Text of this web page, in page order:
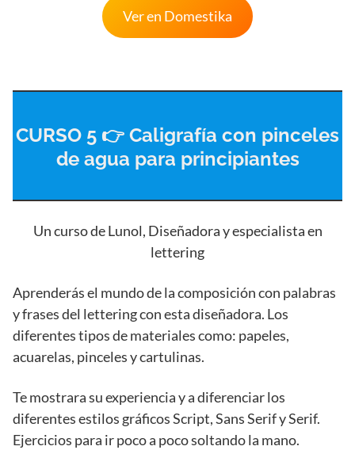
Ver en Domestika
CURSO 5 👉 Caligrafía con pinceles
de agua para principiantes
Un curso de Lunol, Diseñadora y especialista en
lettering
Aprenderás el mundo de la composición con palabras
y frases del lettering con esta diseñadora. Los
diferentes tipos de materiales como: papeles,
acuarelas, pinceles y cartulinas.
Te mostrara su experiencia y a diferenciar los
diferentes estilos gráficos Script, Sans Serif y Serif.
Ejercicios para ir poco a poco soltando la mano.